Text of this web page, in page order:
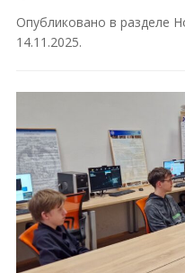
Опубликовано в разделе
14.11.2025.